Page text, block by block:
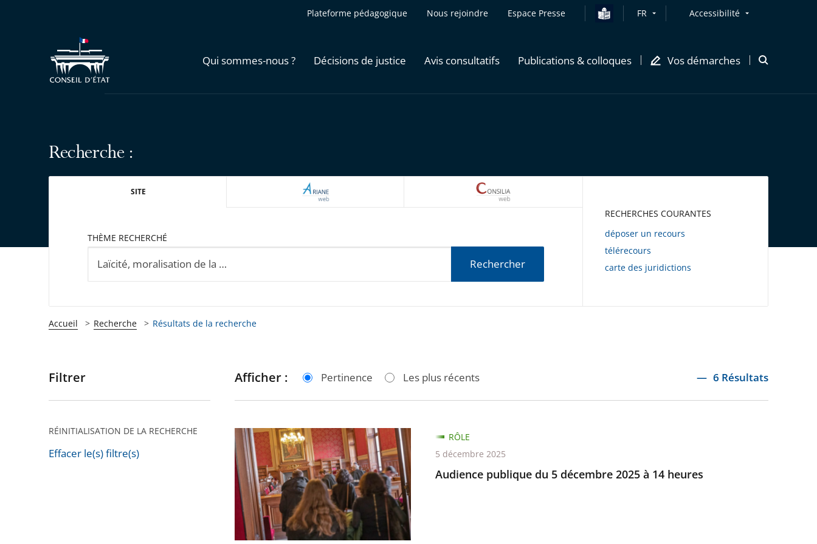
Plateforme pédagogique Nous rejoindre Espace Presse FR Accessibilité
Qui sommes-nous ? Décisions de justice Avis consultatifs Publications & colloques Vos démarches
Ouvrir
Recherche :
SITE ARIANEWEB
THÈME RECHERCHÉ
Rechercher
RECHERCHES COURANTES
déposer un recours
télérecours
carte des juridictions
Accueil Recherche Résultats de la recherche
Passer
pour
après
Filtrer
RÉINITIALISATION DE LA RECHERCHE
Effacer le(s) filtre(s)
Afficher : Pertinence Les plus récents 6 Résultats
Audience
publique
du
5
décembre
2025
à
Audience publique du 5 décembre 2025 à 14 heures
RÔLE
5 décembre 2025